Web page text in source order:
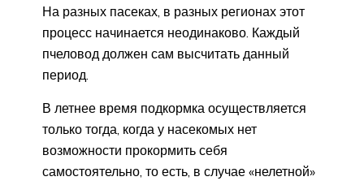
На разных пасеках, в разных регионах этот
процесс начинается неодинаково. Каждый
пчеловод должен сам высчитать данный
период.
В летнее время подкормка осуществляется
только тогда, когда у насекомых нет
возможности прокормить себя
самостоятельно, то есть, в случае «нелетной»